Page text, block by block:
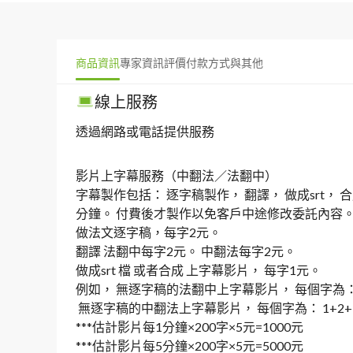
商品資訊專家資訊評價付款方式與其他
線上服務
透過網路或電話提供服務
影片上字幕服務（中翻法／法翻中）
字幕製作包括： 逐字稿製作， 翻譯， 做成srt，
分鐘。 付費後才製作以免客戶中途修改委託內容
做法文逐字稿，每字2元。
翻譯 法翻中每字2元。 中翻法每字2元。
做成srt 檔 或者合成 上字幕影片， 每字1元。
例如， 無逐字稿的法翻中上字幕影片， 每個字為
***估計影片每1分鐘×200字×5元=1000元
***估計影片每5分鐘×200字×5元=5000元